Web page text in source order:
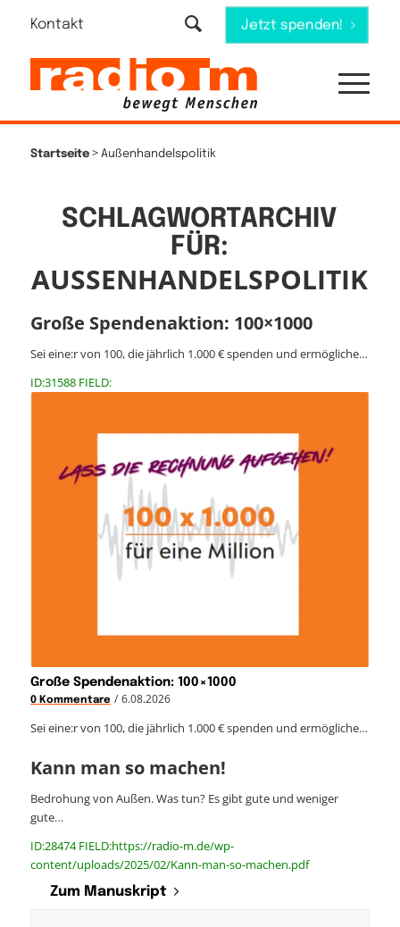
Kontakt Jetzt spenden!
Startseite> Außenhandelspolitik
SCHLAGWORTARCHIV
FÜR:
AUSSENHANDELSPOLITIK
Große Spendenaktion: 100×1000
Sei eine:r von 100, die jährlich 1.000 € spenden und ermögliche…
ID:31588 FIELD:
Große Spendenaktion: 100×1000
0 Kommentare / 6.08.2026
Sei eine:r von 100, die jährlich 1.000 € spenden und ermögliche…
Kann man so machen!
Bedrohung von Außen. Was tun? Es gibt gute und weniger
gute…
ID:28474 FIELD:https://radio-m.de/wp-
content/uploads/2025/02/Kann-man-so-machen.pdf
Zum Manuskript